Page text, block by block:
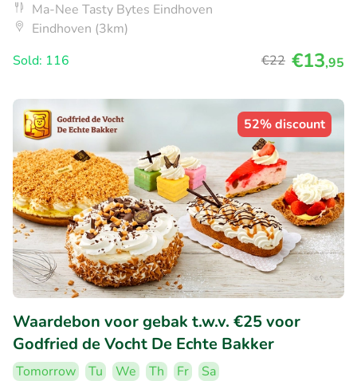
Ma-Nee Tasty Bytes Eindhoven
Eindhoven (3km)
Sold: 116
€22 €13,95
52% discount
Waardebon voor gebak t.w.v. €25 voor
Godfried de Vocht De Echte Bakker
Tomorrow Tu We Th Fr
Sa